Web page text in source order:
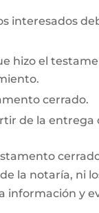
interesados
hizo el
cerrado.
de la entrega
la notaría, ni
y